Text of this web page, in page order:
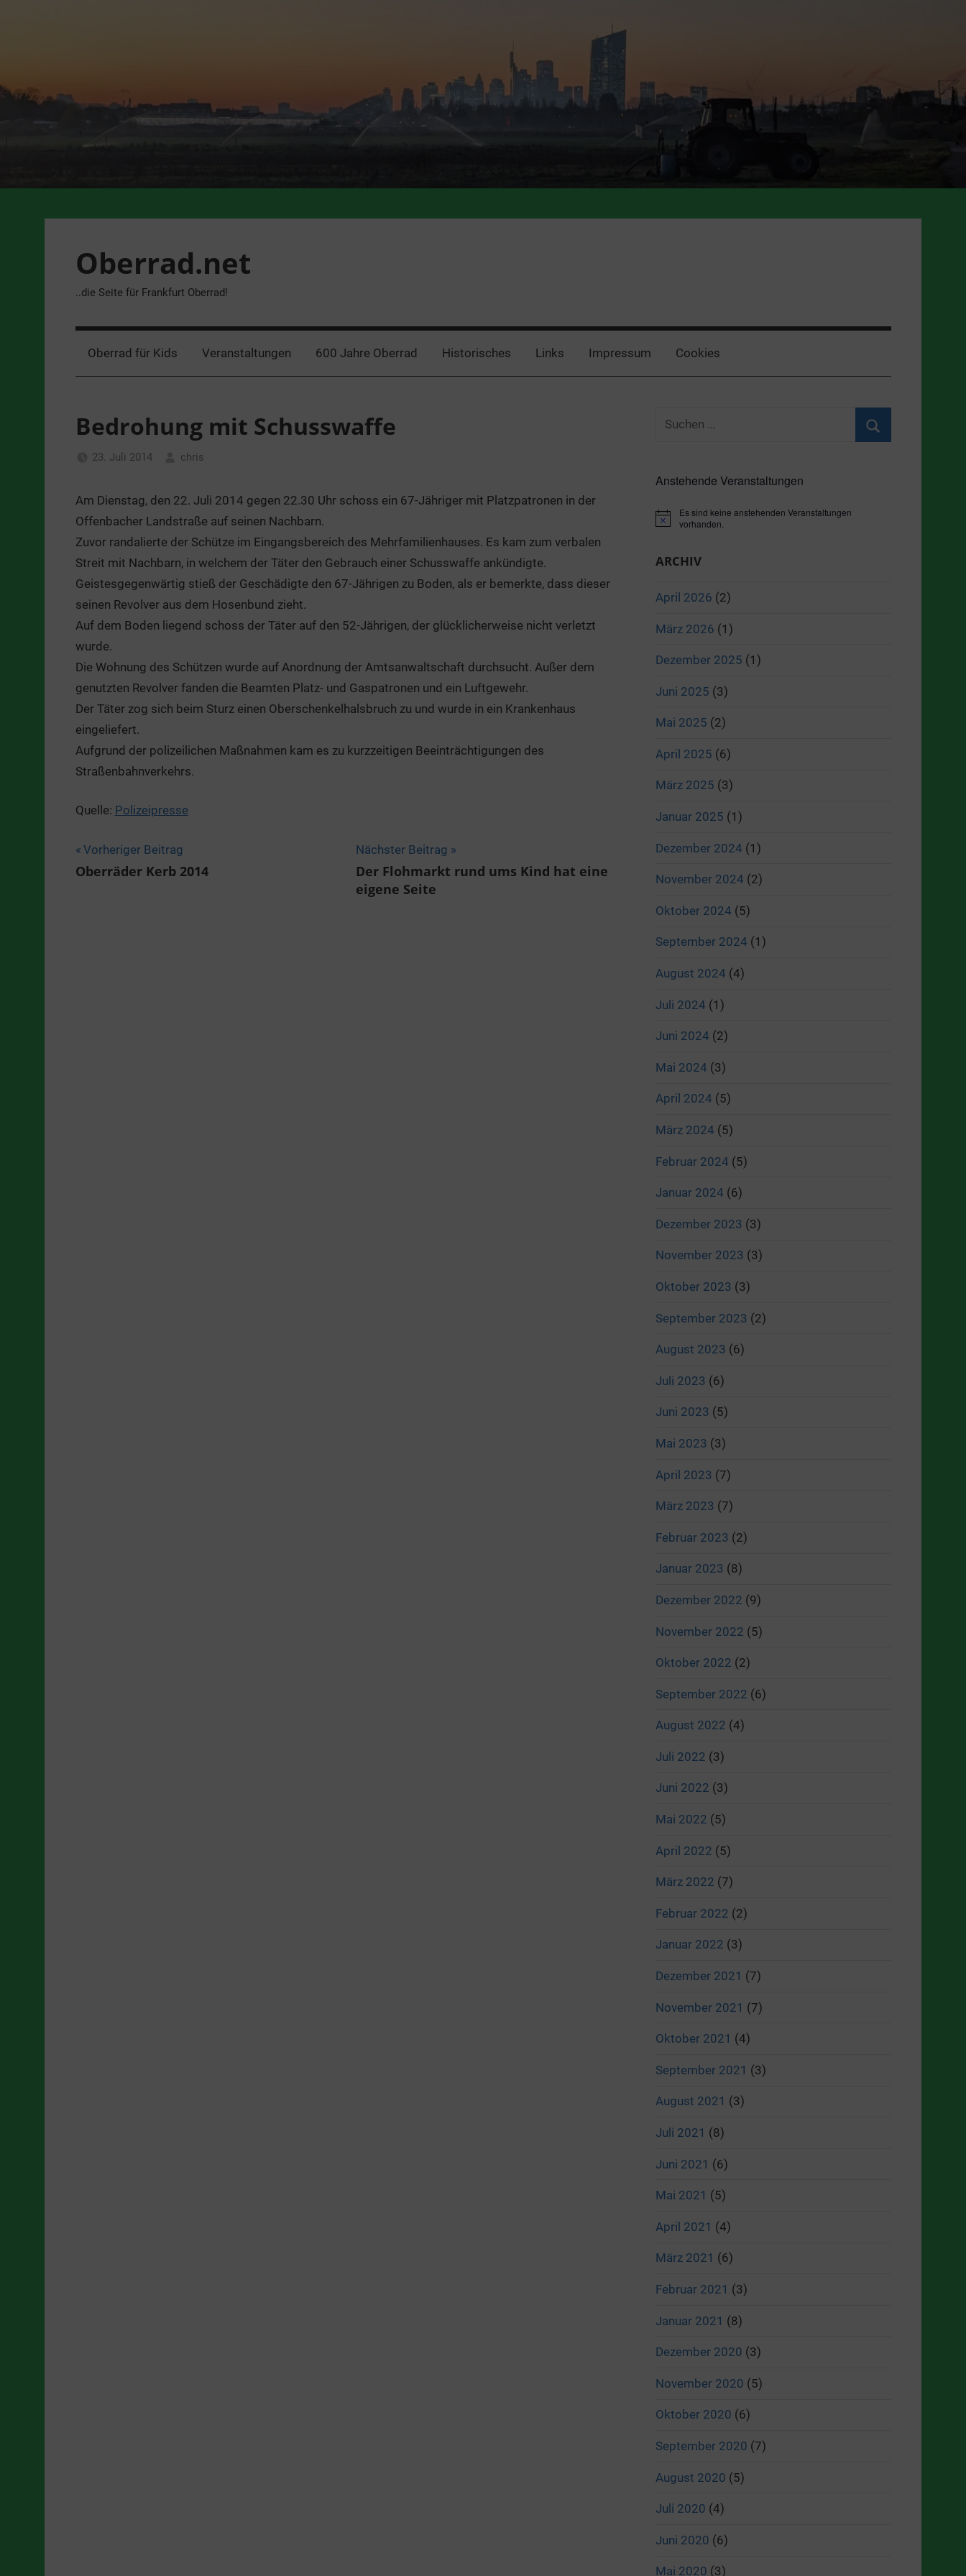
Oberrad.net
..die Seite für Frankfurt Oberrad!
Oberrad für Kids Veranstaltungen 600 Jahre Oberrad Historisches Links Impressum Cookies
Bedrohung mit Schusswaffe
23. Juli 2014
chris
Am Dienstag, den 22. Juli 2014 gegen 22.30 Uhr schoss ein 67-Jähriger mit Platzpatronen in der
Offenbacher Landstraße auf seinen Nachbarn.
Zuvor randalierte der Schütze im Eingangsbereich des Mehrfamilienhauses. Es kam zum verbalen
Streit mit Nachbarn, in welchem der Täter den Gebrauch einer Schusswaffe ankündigte.
Geistesgegenwärtig stieß der Geschädigte den 67-Jährigen zu Boden, als er bemerkte, dass dieser
seinen Revolver aus dem Hosenbund zieht.
Auf dem Boden liegend schoss der Täter auf den 52-Jährigen, der glücklicherweise nicht verletzt
wurde.
Die Wohnung des Schützen wurde auf Anordnung der Amtsanwaltschaft durchsucht. Außer dem
genutzten Revolver fanden die Beamten Platz- und Gaspatronen und ein Luftgewehr.
Der Täter zog sich beim Sturz einen Oberschenkelhalsbruch zu und wurde in ein Krankenhaus
eingeliefert.
Aufgrund der polizeilichen Maßnahmen kam es zu kurzzeitigen Beeinträchtigungen des
Straßenbahnverkehrs.
Quelle: Polizeipresse
Beitragsnavigation
Vorheriger Beitrag
Oberräder Kerb 2014
Nächster Beitrag
Der Flohmarkt rund ums Kind hat eine
eigene Seite
Suchen
Anstehende Veranstaltungen
Hinweis
Es sind keine anstehenden Veranstaltungen
vorhanden.
ARCHIV
April 2026 (2)
März 2026 (1)
Dezember 2025 (1)
Juni 2025 (3)
Mai 2025 (2)
April 2025 (6)
März 2025 (3)
Januar 2025 (1)
Dezember 2024 (1)
November 2024 (2)
Oktober 2024 (5)
September 2024 (1)
August 2024 (4)
Juli 2024 (1)
Juni 2024 (2)
Mai 2024 (3)
April 2024 (5)
März 2024 (5)
Februar 2024 (5)
Januar 2024 (6)
Dezember 2023 (3)
November 2023 (3)
Oktober 2023 (3)
September 2023 (2)
August 2023 (6)
Juli 2023 (6)
Juni 2023 (5)
Mai 2023 (3)
April 2023 (7)
März 2023 (7)
Februar 2023 (2)
Januar 2023 (8)
Dezember 2022 (9)
November 2022 (5)
Oktober 2022 (2)
September 2022 (6)
August 2022 (4)
Juli 2022 (3)
Juni 2022 (3)
Mai 2022 (5)
April 2022 (5)
März 2022 (7)
Februar 2022 (2)
Januar 2022 (3)
Dezember 2021 (7)
November 2021 (7)
Oktober 2021 (4)
September 2021 (3)
August 2021 (3)
Juli 2021 (8)
Juni 2021 (6)
Mai 2021 (5)
April 2021 (4)
März 2021 (6)
Februar 2021 (3)
Januar 2021 (8)
Dezember 2020 (3)
November 2020 (5)
Oktober 2020 (6)
September 2020 (7)
August 2020 (5)
Juli 2020 (4)
Juni 2020 (6)
Mai 2020 (3)